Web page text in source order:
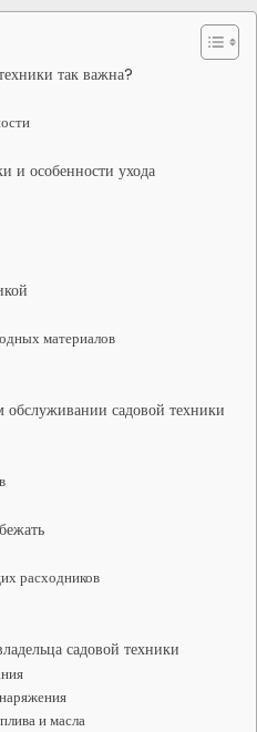
так важна?
и особенности ухода
материалов
обслуживании садовой техники
расходников
садовой техники
и масла